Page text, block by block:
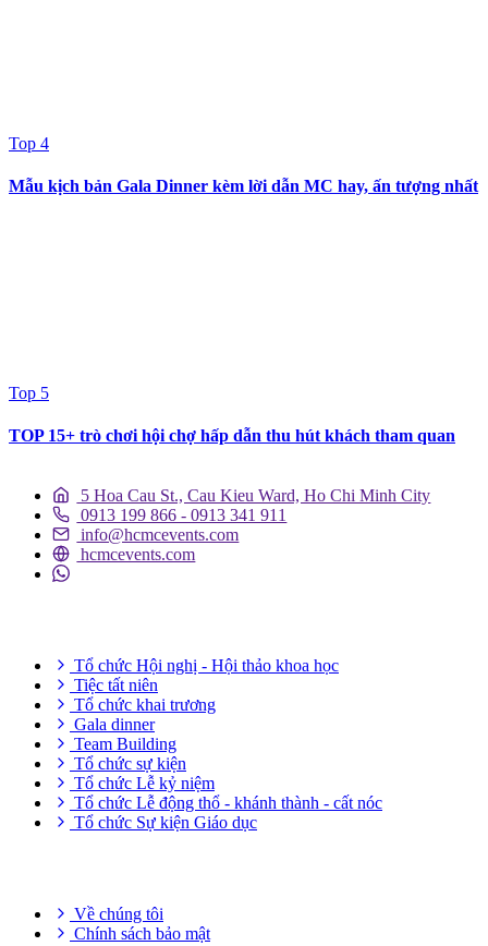
Top 4
Mẫu kịch bản Gala Dinner kèm lời dẫn MC hay, ấn tượng nhất
Top 5
TOP 15+ trò chơi hội chợ hấp dẫn thu hút khách tham quan
5 Hoa Cau St., Cau Kieu Ward, Ho Chi Minh City
0913 199 866 - 0913 341 911
info@hcmcevents.com
hcmcevents.com
Tổ chức Hội nghị - Hội thảo khoa học
Tiệc tất niên
Tổ chức khai trương
Gala dinner
Team Building
Tổ chức sự kiện
Tổ chức Lễ kỷ niệm
Tổ chức Lễ động thổ - khánh thành - cất nóc
Tổ chức Sự kiện Giáo dục
Về chúng tôi
Chính sách bảo mật